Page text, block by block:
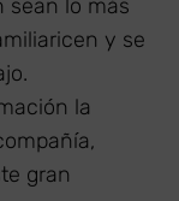
sean lo más
y se
la
gran